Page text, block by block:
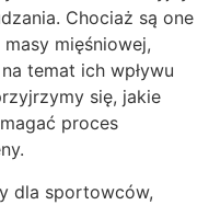
Chociaż są one
mięśniowej,
temat ich wpływu
się, jakie
proces
dla sportowców,